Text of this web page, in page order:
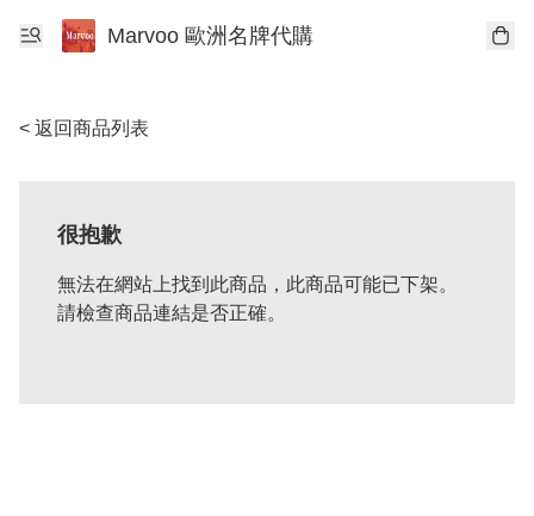
Marvoo 歐洲名牌代購
< 返回商品列表
很抱歉
無法在網站上找到此商品，此商品可能已下架。
請檢查商品連結是否正確。